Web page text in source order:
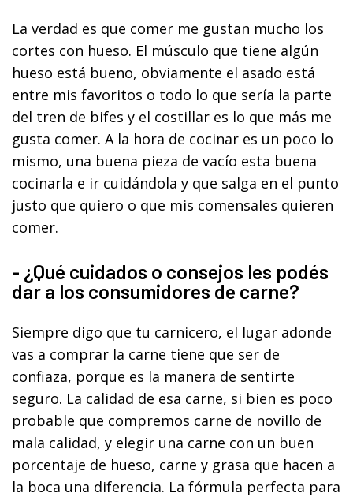
La verdad es que comer me gustan mucho los
cortes con hueso. El músculo que tiene algún
hueso está bueno, obviamente el asado está
entre mis favoritos o todo lo que sería la parte
del tren de bifes y el costillar es lo que más me
gusta comer. A la hora de cocinar es un poco lo
mismo, una buena pieza de vacío esta buena
cocinarla e ir cuidándola y que salga en el punto
justo que quiero o que mis comensales quieren
comer.
- ¿Qué cuidados o consejos les podés
dar a los consumidores de carne?
Siempre digo que tu carnicero, el lugar adonde
vas a comprar la carne tiene que ser de
confiaza, porque es la manera de sentirte
seguro. La calidad de esa carne, si bien es poco
probable que compremos carne de novillo de
mala calidad, y elegir una carne con un buen
porcentaje de hueso, carne y grasa que hacen a
la boca una diferencia. La fórmula perfecta para